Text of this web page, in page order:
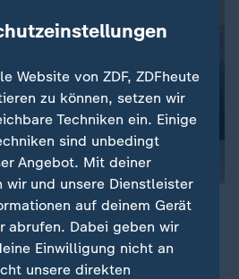
in Davos gibt die Trump-Entourage
US-Amerikaner bestimmen das
Susanne Biedenkopf aus
Website von ZDF, ZDFheute
zu können, setzen wir
Techniken ein. Einige
sind unbedingt
Angebot. Mit deiner
wir und unsere Dienstleister
auf deinem Gerät
abrufen. Dabei geben wir
Einwilligung nicht an
unsere direkten